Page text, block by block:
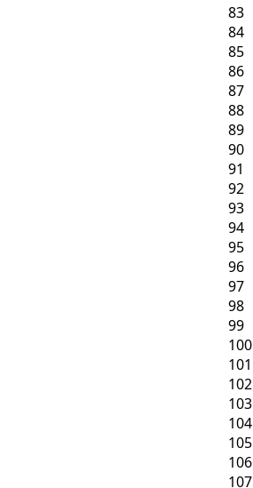
83
84
85
86
87
88
89
90
91
92
93
94
95
96
97
98
99
100
101
102
103
104
105
106
107